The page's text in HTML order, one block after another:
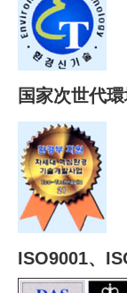
国家次世代
ISO9001、